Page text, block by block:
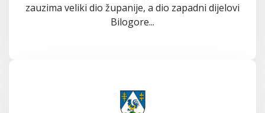
zauzima veliki dio županije, a dio zapadni dijelovi
Bilogore...